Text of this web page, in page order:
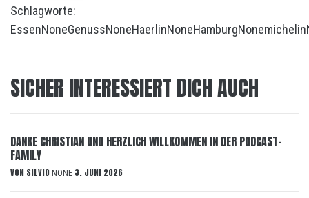
Schlagworte:
EssenNoneGenussNoneHaerlinNoneHamburgNonemichelin
SICHER INTERESSIERT DICH AUCH
DANKE CHRISTIAN UND HERZLICH WILLKOMMEN IN DER PODCAST-
FAMILY
VON SILVIO NONE 3. JUNI 2026